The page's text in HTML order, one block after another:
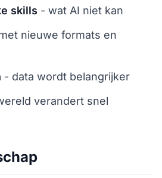
skills - wat AI niet kan
nieuwe formats en
- data wordt belangrijker
verandert snel